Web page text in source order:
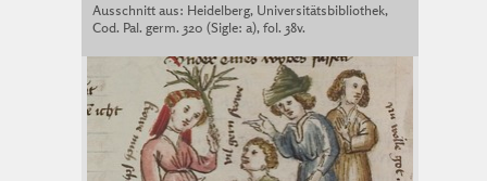
Ausschnitt aus: Heidelberg, Universitätsbibliothek,
Cod. Pal. germ. 320 (Sigle: a), fol. 38v.